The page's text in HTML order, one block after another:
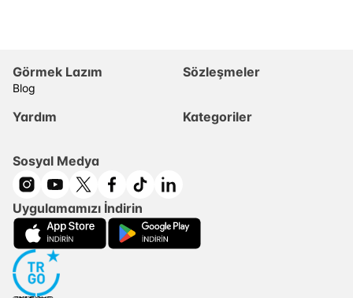
Görmek Lazım
Blog
Sözleşmeler
Yardım Kategoriler
Sosyal Medya
Uygulamamızı İndirin